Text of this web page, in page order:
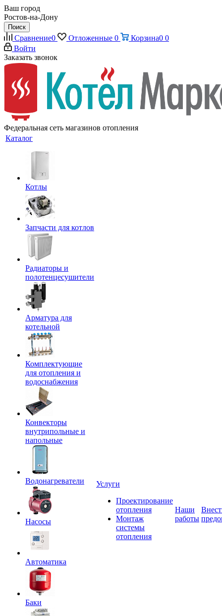
Ваш город
Ростов-на-Дону
Поиск
Сравнение0 Отложенные 0 Корзина0 0
Войти
Заказать звонок
Федеральная сеть магазинов отопления
Каталог
Котлы
Запчасти для котлов
Радиаторы и
полотенцесушители
Арматура для
котельной
Комплектующие
для отопления и
водоснабжения
Конвекторы
внутрипольные и
напольные
Водонагреватели
Насосы
Автоматика
Баки
Услуги
Проектирование
отопления
Монтаж
системы
отопления
Наши
работы